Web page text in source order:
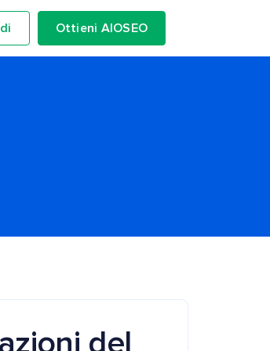
Ottieni AIOSEO
del